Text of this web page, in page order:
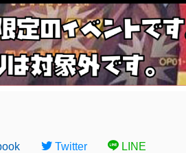
Twitter LINE